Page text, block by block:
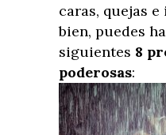
caras, quejas
bien, puedes
siguientes 8
poderosas: